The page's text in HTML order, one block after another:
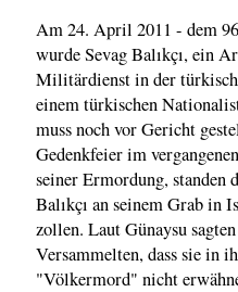
Am 24. April 2011 - dem
wurde Sevag Balıkçı, ein
Militärdienst in der
einem türkischen
muss noch vor Gericht
Gedenkfeier im
seiner Ermordung, standen
Balıkçı an seinem Grab in
zollen. Laut Günaysu
Versammelten, dass sie in
"Völkermord" nicht